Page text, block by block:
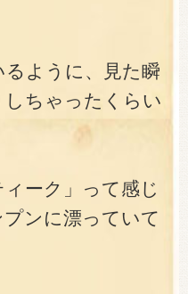
ように、見た瞬
ちゃったくらい
ーク」って感じ
ンに漂っていて